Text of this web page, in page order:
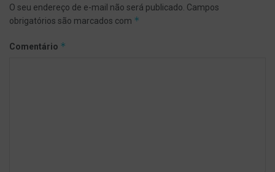
O seu endereço de e-mail não será publicado. Campos
obrigatórios são marcados com *
Comentário *